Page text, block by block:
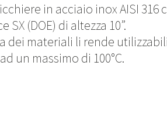
in acciaio inox AISI 316
(DOE) di altezza 10”.
dei materiali li rende
un massimo di 100°C.